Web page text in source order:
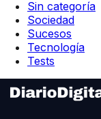
Sin categoría
Sociedad
Sucesos
Tecnología
Tests